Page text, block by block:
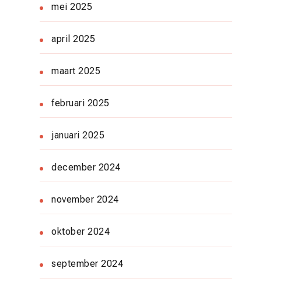
mei 2025
april 2025
maart 2025
februari 2025
januari 2025
december 2024
november 2024
oktober 2024
september 2024